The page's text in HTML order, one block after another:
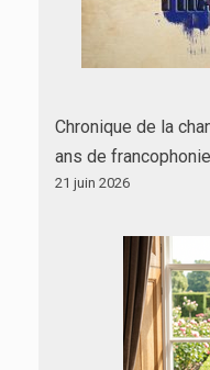
Chronique de la
ans de
21 juin 2026